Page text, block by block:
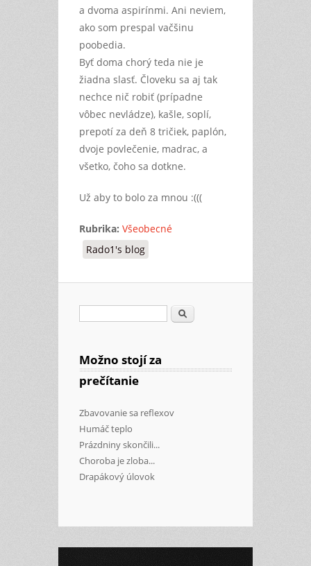
a dvoma aspirínmi. Ani neviem,
ako som prespal vačšinu
poobedia.
Byť doma chorý teda nie je
žiadna slasť. Človeku sa aj tak
nechce nič robiť (prípadne
vôbec nevládze), kašle, soplí,
prepotí za deň 8 tričiek, paplón,
dvoje povlečenie, madrac, a
všetko, čoho sa dotkne.
Už aby to bolo za mnou :(((
Rubrika: Všeobecné
Rado1's blog
Search
Možno stojí za
prečítanie
Zbavovanie sa reflexov
Humáč teplo
Prázdniny skončili...
Choroba je zloba...
Drapákový úlovok